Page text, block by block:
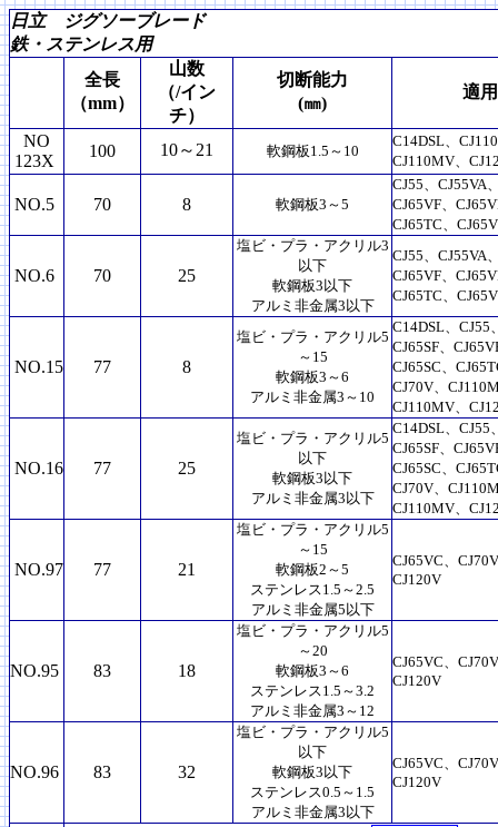
日立 ジグソーブレード
鉄・ステンレス用
全長
（mm）
山数
（/イン
チ）
切断能力
(㎜)
適
NO
123X
100 10～21 軟鋼板1.5～10
C14DSL、
CJ110MV、
NO.5 70 8 軟鋼板3～5
CJ55、CJ55VA
CJ65VF、
CJ65TC、
NO.6 70 25
塩ビ・プラ・アクリル3
以下
軟鋼板3以下
アルミ非金属3以下
CJ55、CJ55VA
CJ65VF、
CJ65TC、
NO.15 77 8
塩ビ・プラ・アクリル5
～15
軟鋼板3～6
アルミ非金属3～10
C14DSL、CJ55
CJ65SF、
CJ65SC、
CJ70V、
CJ110MV、
NO.16 77 25
塩ビ・プラ・アクリル5
以下
軟鋼板3以下
アルミ非金属3以下
C14DSL、CJ55
CJ65SF、
CJ65SC、
CJ70V、
CJ110MV、
NO.97 77 21
塩ビ・プラ・アクリル5
～15
軟鋼板2～5
ステンレス1.5～2.5
アルミ非金属5以下
CJ65VC、
CJ120V
NO.95 83 18
塩ビ・プラ・アクリル5
～20
軟鋼板3～6
ステンレス1.5～3.2
アルミ非金属3～12
CJ65VC、
CJ120V
NO.96 83 32
塩ビ・プラ・アクリル5
以下
軟鋼板3以下
ステンレス0.5～1.5
アルミ非金属3以下
CJ65VC、
CJ120V